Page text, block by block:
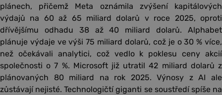
plánech, přičemž Meta oznámila zvýšení kapitálových
výdajů na 60 až 65 miliard dolarů v roce 2025, oproti
dřívějšímu odhadu 38 až 40 miliard dolarů. Alphabet
plánuje výdaje ve výši 75 miliard dolarů, což je o 30 % více,
než očekávali analytici, což vedlo k poklesu ceny akcií
společnosti o 7 %. Microsoft již utratil 42 miliard dolarů z
plánovaných 80 miliard na rok 2025. Výnosy z AI ale
zůstávají nejisté. Technologičtí giganti se soustředí spíše na